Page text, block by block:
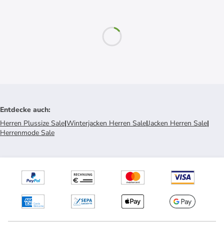
Entdecke auch:
Herren Plussize Sale|Winterjacken Herren Sale|Jacken Herren Sale|
Herrenmode Sale